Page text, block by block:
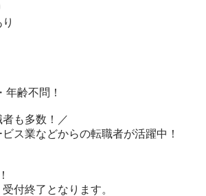
年齢不問！
も多数！／
ス業などからの転職者が活躍中！
付終了となります。